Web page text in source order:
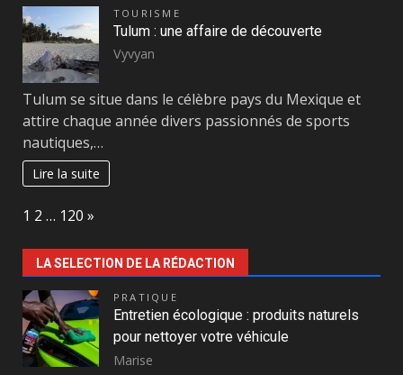
TOURISME
Tulum : une affaire de découverte
Vyvyan
Tulum se situe dans le célèbre pays du Mexique et
attire chaque année divers passionnés de sports
nautiques,…
Lire la suite
Page:
1 2 … 120 Next
»
LA SELECTION DE LA RÉDACTION
PRATIQUE
Entretien écologique : produits naturels
pour nettoyer votre véhicule
Marise